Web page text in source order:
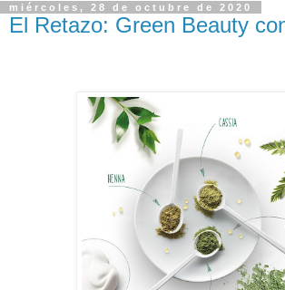
miércoles, 28 de octubre de 2020
El Retazo: Green Beauty